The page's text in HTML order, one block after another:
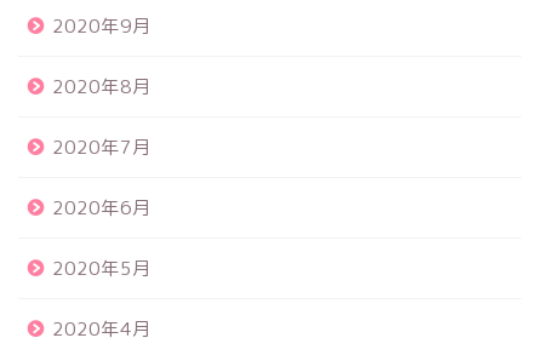
2020年9月
2020年8月
2020年7月
2020年6月
2020年5月
2020年4月